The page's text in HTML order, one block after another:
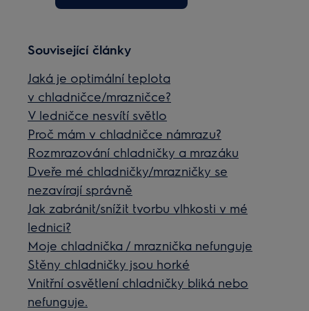
Související články
Jaká je optimální teplota
v chladničce/mrazničce?
V ledničce nesvítí světlo
Proč mám v chladničce námrazu?
Rozmrazování chladničky a mrazáku
Dveře mé chladničky/mrazničky se
nezavírají správně
Jak zabránit/snížit tvorbu vlhkosti v mé
lednici?
Moje chladnička / mraznička nefunguje
Stěny chladničky jsou horké
Vnitřní osvětlení chladničky bliká nebo
nefunguje.